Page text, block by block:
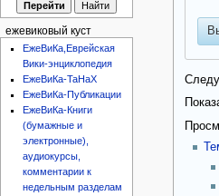
ежевиковый куст
ЕжеВиКа,Еврейская
Вики-энциклопедия
ЕжеВиКа-ТаНаХ
ЕжеВиКа-Публикации
ЕжеВиКа-Книги
(бумажные и
электронные),
аудиокурсы,
комментарии к
недельным разделам